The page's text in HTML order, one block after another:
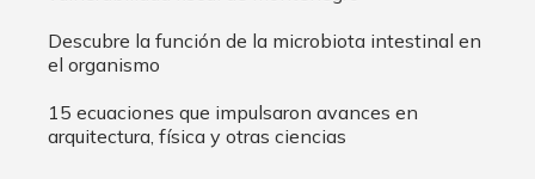
Descubre la función de la microbiota intestinal en
el organismo
15 ecuaciones que impulsaron avances en
arquitectura, física y otras ciencias